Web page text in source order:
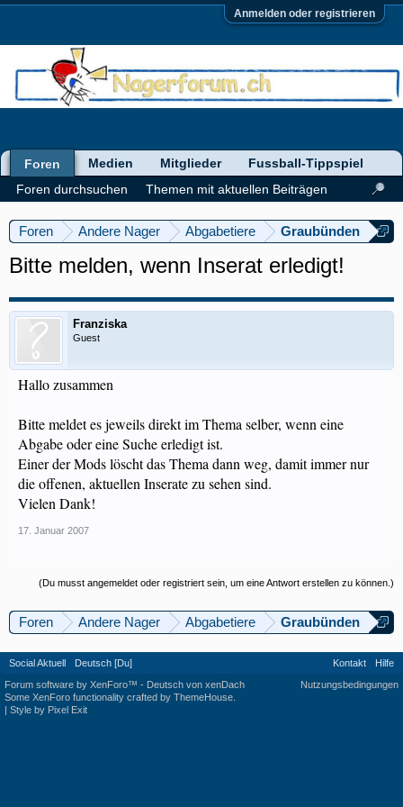
Anmelden oder registrieren
Foren Andere Nager Abgabetiere Graubünden
Bitte melden, wenn Inserat erledigt!
Franziska
Guest
Hallo zusammen
Bitte meldet es jeweils direkt im Thema selber, wenn eine
Abgabe oder eine Suche erledigt ist.
Einer der Mods löscht das Thema dann weg, damit immer nur
die offenen, aktuellen Inserate zu sehen sind.
Vielen Dank!
17. Januar 2007
(Du musst angemeldet oder registriert sein, um eine Antwort erstellen zu können.)
Foren Andere Nager Abgabetiere Graubünden
Foren
Foren durchsuchen
Themen mit aktuellen Beiträgen
Medien Mitglieder Fussball-Tippspiel
Social Aktuell Deutsch [Du] Kontakt
Hilfe
Nutzungsbedingungen
Forum software by XenForo™ - Deutsch von xenDach
Some XenForo functionality crafted by ThemeHouse
| Style by Pixel Exit